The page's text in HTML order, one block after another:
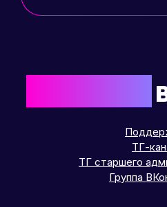
ТГ-
ТГ старшего
Группа